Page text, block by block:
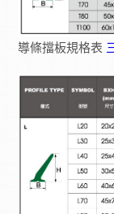
導條擋板規格表